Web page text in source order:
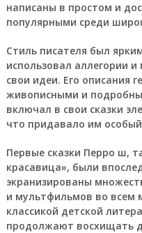
написаны в простом и
популярными среди
Стиль писателя был
использовал аллегории
свои идеи. Его описания
живописными и
включал в свои сказки
что придавало им
Первые сказки Перро ш,
красавица», были
экранизированы
и мультфильмов во всем
классикой детской
продолжают восхищать